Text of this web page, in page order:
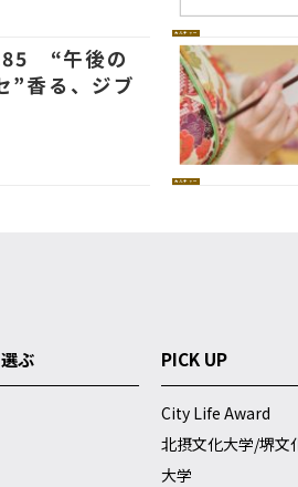
カルチャー
“午後の
”香る、ジブ
カルチャー
ぶ PICK UP
City Life Award
北摂文化大学/堺文
大学